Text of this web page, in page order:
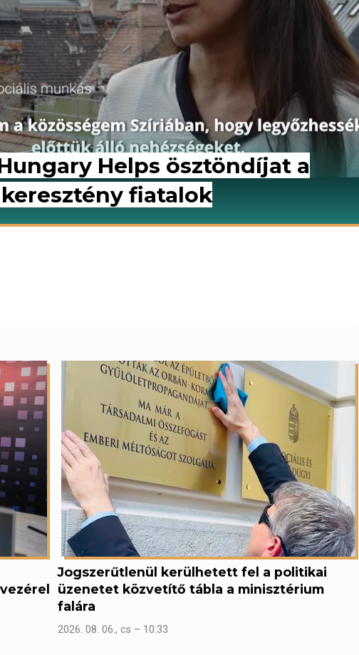
Helps ösztöndíjat a
fiatalok
Jogszerűtlenül kerülhetett fel a politikai
üzenetet közvetítő tábla a minisztérium
falára
2026. 08. 06., cs – 10:33